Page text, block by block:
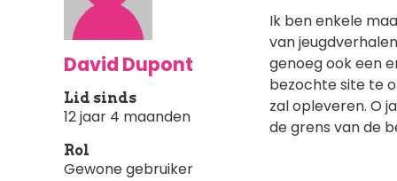
David Dupont
Lid sinds
12 jaar 4 maanden
Rol
Gewone gebruiker
Ik ben enkele
van
genoeg ook een
bezochte site te
zal opleveren. O
de grens van de